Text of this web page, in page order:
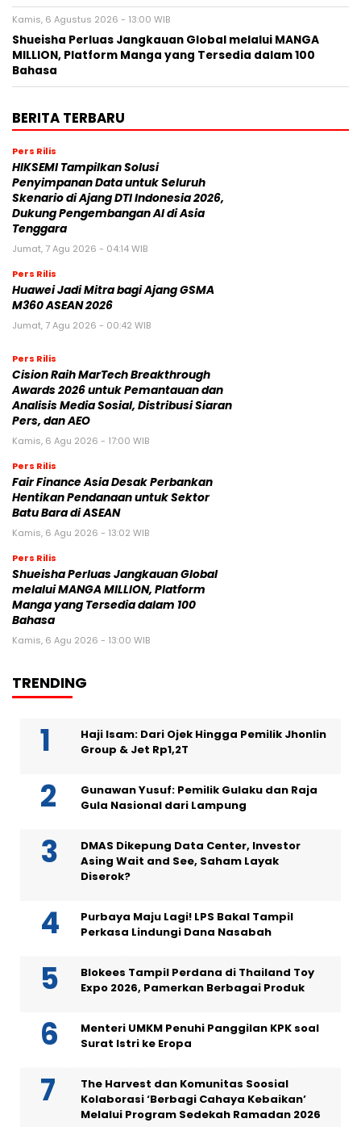
Kamis, 6 Agustus 2026 - 13:00 WIB
Shueisha Perluas Jangkauan Global melalui MANGA
MILLION, Platform Manga yang Tersedia dalam 100
Bahasa
BERITA TERBARU
Pers Rilis
HIKSEMI Tampilkan Solusi
Penyimpanan Data untuk Seluruh
Skenario di Ajang DTI Indonesia 2026,
Dukung Pengembangan AI di Asia
Tenggara
Jumat, 7 Agu 2026 - 04:14 WIB
Pers Rilis
Huawei Jadi Mitra bagi Ajang GSMA
M360 ASEAN 2026
Jumat, 7 Agu 2026 - 00:42 WIB
Pers Rilis
Cision Raih MarTech Breakthrough
Awards 2026 untuk Pemantauan dan
Analisis Media Sosial, Distribusi Siaran
Pers, dan AEO
Kamis, 6 Agu 2026 - 17:00 WIB
Pers Rilis
Fair Finance Asia Desak Perbankan
Hentikan Pendanaan untuk Sektor
Batu Bara di ASEAN
Kamis, 6 Agu 2026 - 13:02 WIB
Pers Rilis
Shueisha Perluas Jangkauan Global
melalui MANGA MILLION, Platform
Manga yang Tersedia dalam 100
Bahasa
Kamis, 6 Agu 2026 - 13:00 WIB
TRENDING
Haji Isam: Dari Ojek Hingga Pemilik Jhonlin
Group & Jet Rp1,2T
Gunawan Yusuf: Pemilik Gulaku dan Raja
Gula Nasional dari Lampung
DMAS Dikepung Data Center, Investor
Asing Wait and See, Saham Layak
Diserok?
Purbaya Maju Lagi! LPS Bakal Tampil
Perkasa Lindungi Dana Nasabah
Blokees Tampil Perdana di Thailand Toy
Expo 2026, Pamerkan Berbagai Produk
Menteri UMKM Penuhi Panggilan KPK soal
Surat Istri ke Eropa
The Harvest dan Komunitas Soosial
Kolaborasi ‘Berbagi Cahaya Kebaikan’
Melalui Program Sedekah Ramadan 2026